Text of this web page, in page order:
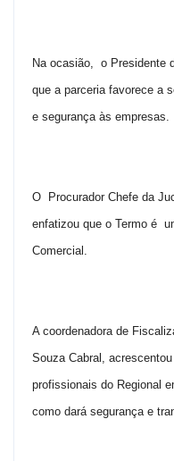
Na ocasião, o Presidente
que a parceria favorece a
e segurança às empresas.
O Procurador Chefe da
enfatizou que o Termo é
Comercial.
A coordenadora de
Souza Cabral,
profissionais do Regional
como dará segurança e